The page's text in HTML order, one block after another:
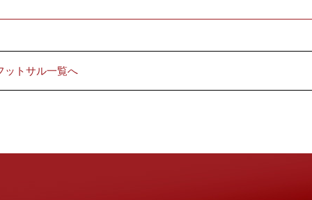
トサル一覧へ